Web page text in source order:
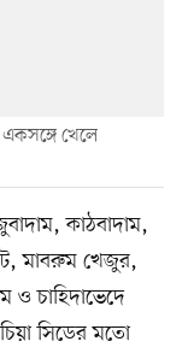
একসঙ্গে খেলে
কাঠবাদাম,
মাবরুম খেজুর,
চাহিদাভেদে
সিডের মতো